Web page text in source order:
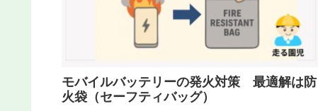
モバイルバッテリーの発火対策 最適解は防
火袋（セーフティバッグ）